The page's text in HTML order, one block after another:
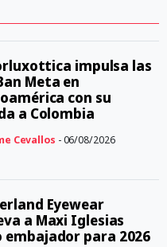
impulsa las
Meta en
con su
a Colombia
Cevallos - 06/08/2026
Eyewear
a Maxi Iglesias
embajador para 2026